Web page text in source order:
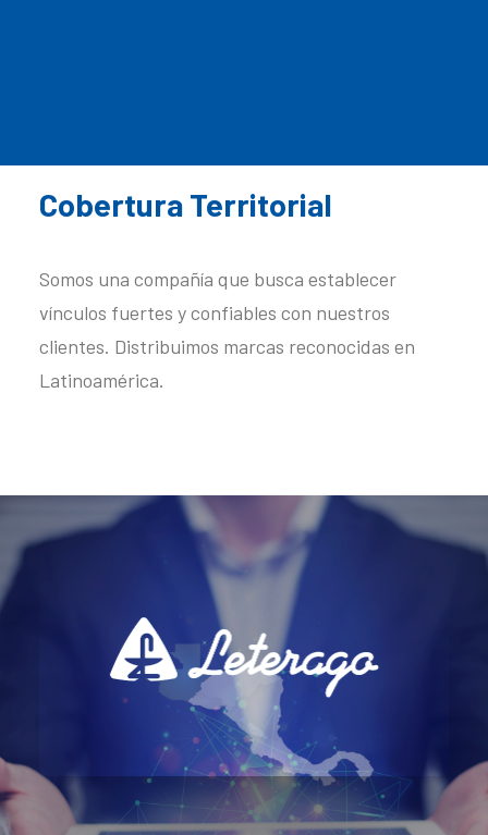
Cobertura Territorial
Somos una compañía que busca establecer
vínculos fuertes y confiables con nuestros
clientes. Distribuimos marcas reconocidas en
Latinoamérica.